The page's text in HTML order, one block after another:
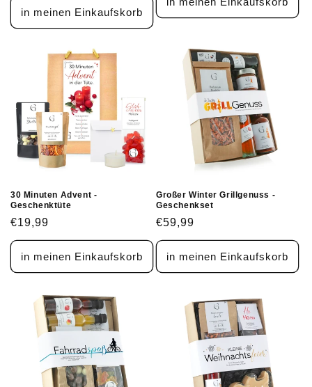
in meinen Einkaufskorb
30 Minuten Advent -
Geschenktüte
Normaler
Preis
€19,99
in meinen Einkaufskorb
Großer Winter Grillgenuss -
Geschenkset
Normaler
Preis
€59,99
in meinen Einkaufskorb